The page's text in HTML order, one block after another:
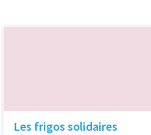
Les frigos solidaires